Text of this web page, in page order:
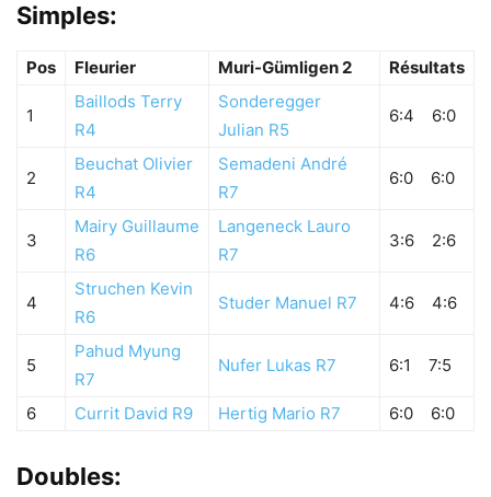
Simples:
Pos Fleurier Muri-Gümligen 2 Résultats
1
Baillods Terry
R4
Sonderegger
Julian R5
6:4 6:0
2
Beuchat Olivier
R4
Semadeni André
R7
6:0 6:0
3
Mairy Guillaume
R6
Langeneck Lauro
R7
3:6 2:6
4
Struchen Kevin
R6
Studer Manuel R7 4:6 4:6
5
Pahud Myung
R7
Nufer Lukas R7 6:1 7:5
6 Currit David R9 Hertig Mario R7 6:0 6:0
Doubles: